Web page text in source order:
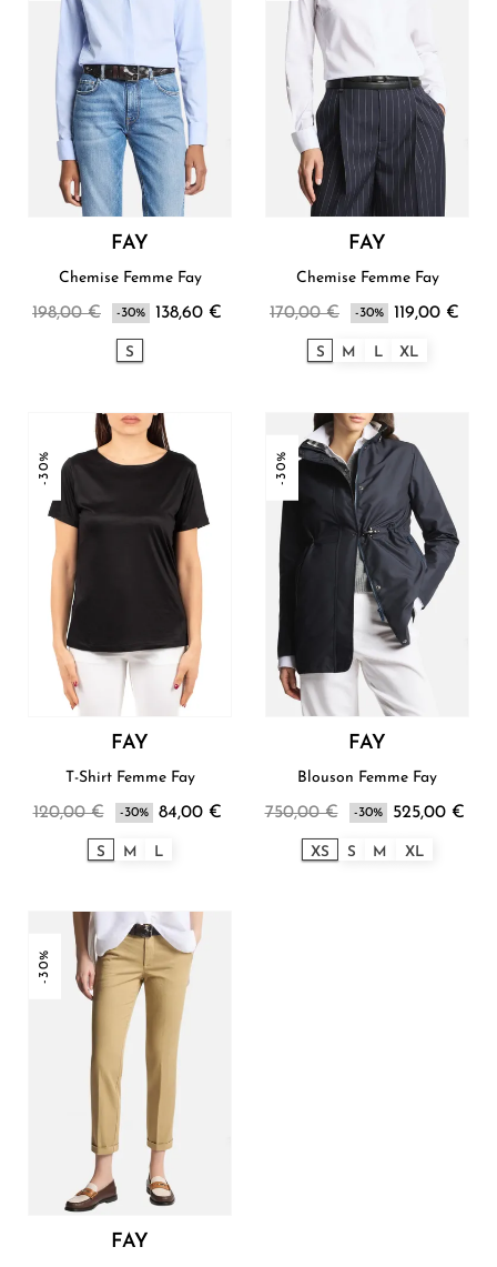
FAY
Chemise Femme Fay
198,00 € -30% 138,60 €
S
FAY
Chemise Femme Fay
170,00 € -30% 119,00 €
S M L XL
-30%
FAY
T-Shirt Femme Fay
120,00 € -30% 84,00 €
S M L
-30%
FAY
Blouson Femme Fay
750,00 € -30% 525,00 €
XS S M XL
-30%
FAY